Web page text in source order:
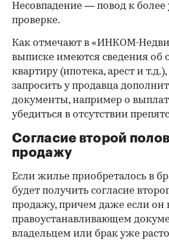
Несовпадение — повод к более
проверке.
Как отмечают в «ИНКОМ-
выписке имеются сведения об
квартиру (ипотека, арест и т.д.),
запросить у продавца
документы, например о
убедиться в отсутствии
Согласие второй
продажу
Если жилье приобреталось в
будет получить согласие
продажу, причем даже если он
правоустанавливающем
владельцем или брак уже